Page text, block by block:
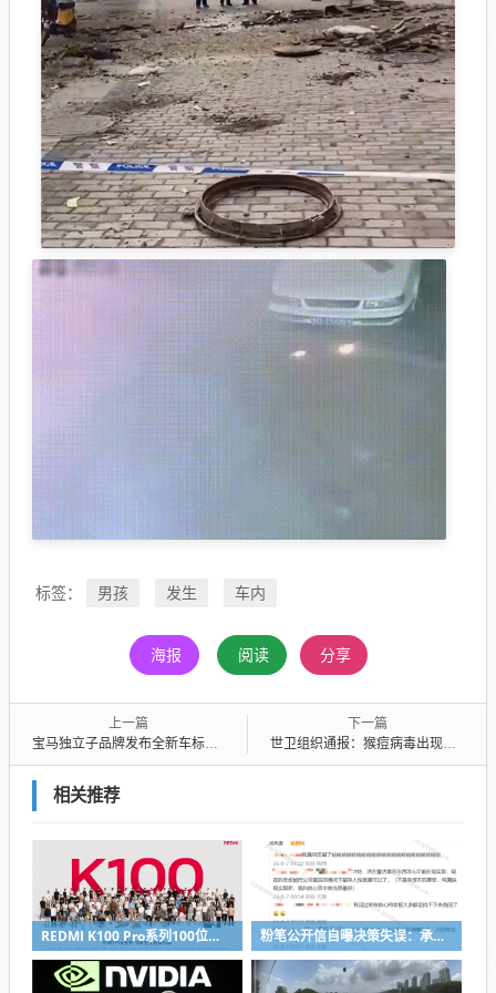
标签： 男孩 发生 车内
海报 阅读 分享
上一篇
宝马独立子品牌发布全新车标：不是蓝天白云标
下一篇
世卫组织通报：猴痘病毒出现重组毒株 已报名2例感染 实际感染人数或更多
相关推荐
REDMI K100 Pro系列100位工程师代表亮相：设计、工程K90原班人马操刀 粉笔公开信自曝决策失误：承认鸡贼 蹭热度 舍不得成本想多收钱